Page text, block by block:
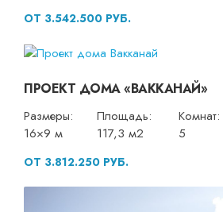
ОТ 3.542.500 РУБ.
ПРОЕКТ ДОМА «ВАККАНАЙ»
Размеры:
16×9 м
Площадь:
117,3 м2
Комнат:
5
ОТ 3.812.250 РУБ.